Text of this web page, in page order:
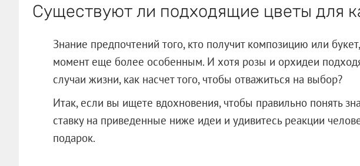
Существуют ли подходящие цветы для
Знание предпочтений того, кто получит композицию или
момент еще более особенным. И хотя розы и орхидеи
случаи жизни, как насчет того, чтобы отважиться на выбор?
Итак, если вы ищете вдохновения, чтобы правильно понять
ставку на приведенные ниже идеи и удивитесь реакции
подарок.